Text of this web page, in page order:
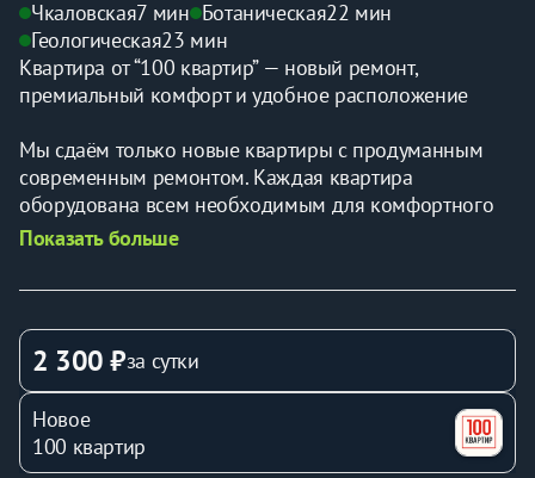
Чкаловская7 мин Ботаническая22 мин
Геологическая23 мин
Квартира от “100 квартир” — новый ремонт,
премиальный комфорт и удобное расположение
Мы сдаём только новые квартиры с продуманным
современным ремонтом. Каждая квартира
оборудована всем необходимым для комфортного
проживания:
душа, средство для мытья посуды.
всегда в наличии.
премиум-качества, свежие после каждой уборки.
готовить как дома.
Показать больше
2 300 ₽за сутки
Новое
100 квартир